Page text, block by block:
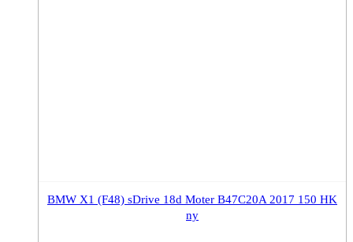
BMW X1 (F48) sDrive 18d Moter B47C20A 2017 150 HK
ny